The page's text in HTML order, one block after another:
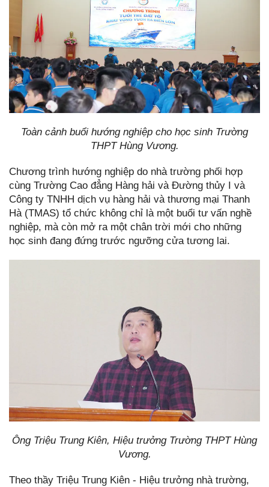
Toàn cảnh buổi hướng nghiệp cho học sinh Trường
THPT Hùng Vương.
Chương trình hướng nghiệp do nhà trường phối hợp
cùng Trường Cao đẳng Hàng hải và Đường thủy I và
Công ty TNHH dịch vụ hàng hải và thương mại Thanh
Hà (TMAS) tổ chức không chỉ là một buổi tư vấn nghề
nghiệp, mà còn mở ra một chân trời mới cho những
học sinh đang đứng trước ngưỡng cửa tương lai.
Ông Triệu Trung Kiên, Hiệu trưởng Trường THPT Hùng
Vương.
Theo thầy Triệu Trung Kiên - Hiệu trưởng nhà trường,